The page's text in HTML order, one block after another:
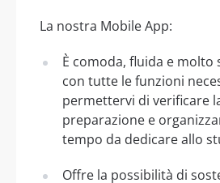
La nostra Mobile App:
È comoda, fluida e molto
con tutte le funzioni
permettervi di verificare
preparazione e
tempo da dedicare allo
Offre la possibilità di